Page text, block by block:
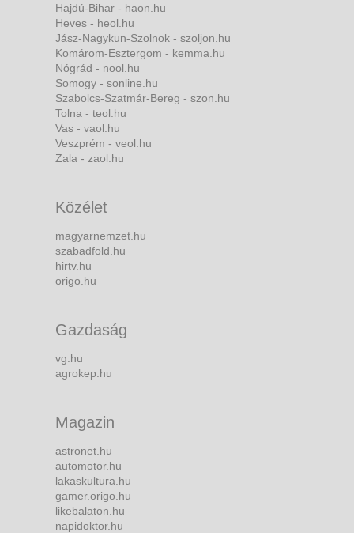
Hajdú-Bihar - haon.hu
Heves - heol.hu
Jász-Nagykun-Szolnok - szoljon.hu
Komárom-Esztergom - kemma.hu
Nógrád - nool.hu
Somogy - sonline.hu
Szabolcs-Szatmár-Bereg - szon.hu
Tolna - teol.hu
Vas - vaol.hu
Veszprém - veol.hu
Zala - zaol.hu
Közélet
magyarnemzet.hu
szabadfold.hu
hirtv.hu
origo.hu
Gazdaság
vg.hu
agrokep.hu
Magazin
astronet.hu
automotor.hu
lakaskultura.hu
gamer.origo.hu
likebalaton.hu
napidoktor.hu